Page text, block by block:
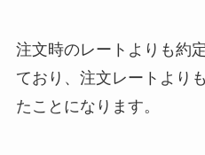
注文時のレートよりも約
ており、注文レートより
たことになります。